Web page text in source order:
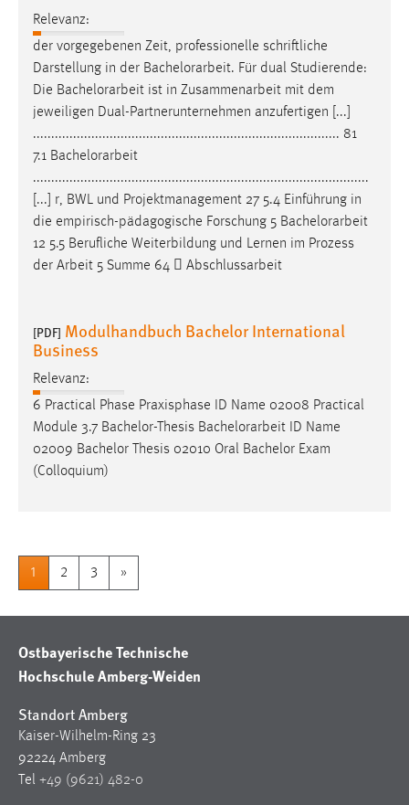
Relevanz:
der vorgegebenen Zeit, professionelle schriftliche
Darstellung in der Bachelorarbeit. Für dual Studierende:
Die Bachelorarbeit ist in Zusammenarbeit mit dem
jeweiligen Dual-Partnerunternehmen anzufertigen [...]
.................................................................................... 81
7.1 Bachelorarbeit
............................................................................................
[...] r, BWL und Projektmanagement 27 5.4 Einführung in
die empirisch-pädagogische Forschung 5 Bachelorarbeit
12 5.5 Berufliche Weiterbildung und Lernen im Prozess
der Arbeit 5 Summe 64  Abschlussarbeit
[PDF] Modulhandbuch Bachelor International
Business
Relevanz:
6 Practical Phase Praxisphase ID Name 02008 Practical
Module 3.7 Bachelor-Thesis Bachelorarbeit ID Name
02009 Bachelor Thesis 02010 Oral Bachelor Exam
(Colloquium)
1 2 3 »
Ostbayerische Technische
Hochschule Amberg-Weiden
Standort Amberg
Kaiser-Wilhelm-Ring 23
92224 Amberg
Tel +49 (9621) 482-0